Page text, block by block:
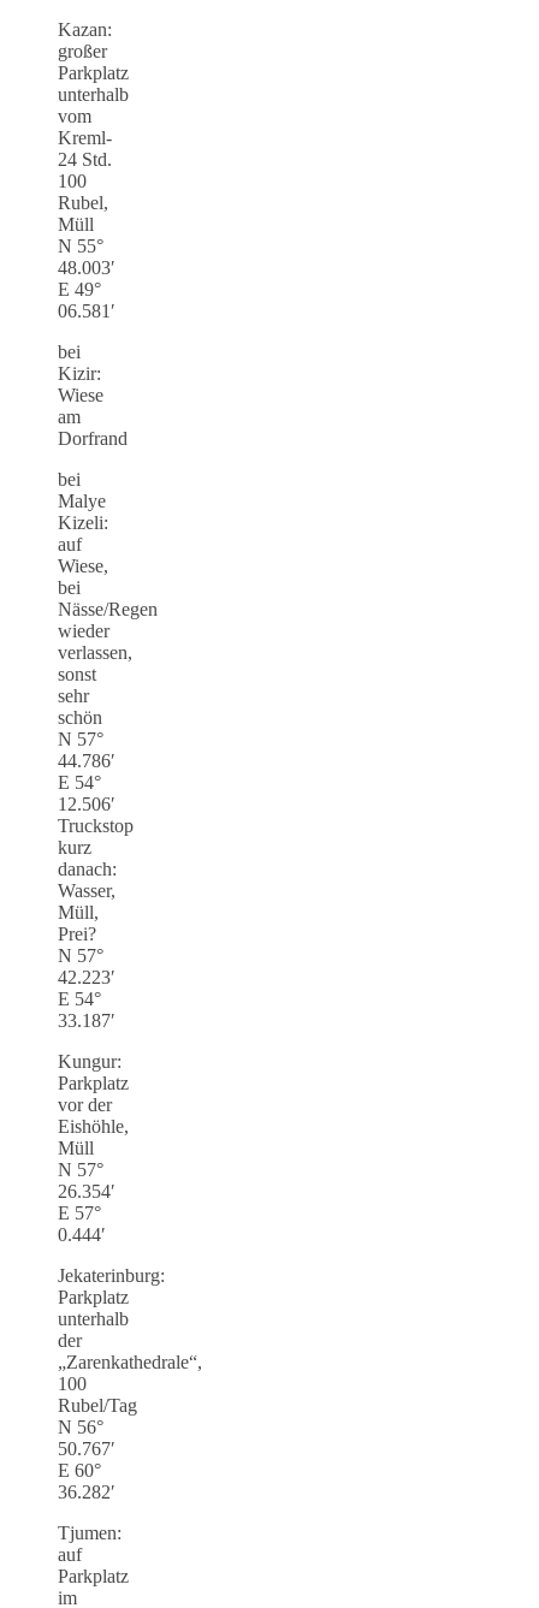
Kazan:
großer
Parkplatz
unterhalb
vom
Kreml-
24 Std.
100
Rubel,
Müll
N 55°
48.003′
E 49°
06.581′
bei
Kizir:
Wiese
am
Dorfrand
bei
Malye
Kizeli:
auf
Wiese,
bei
Nässe/Regen
wieder
verlassen,
sonst
sehr
schön
N 57°
44.786′
E 54°
12.506′
Truckstop
kurz
danach:
Wasser,
Müll,
Prei?
N 57°
42.223′
E 54°
33.187′
Kungur:
Parkplatz
vor der
Eishöhle,
Müll
N 57°
26.354′
E 57°
0.444′
Jekaterinburg:
Parkplatz
unterhalb
der
„Zarenkathedrale“,
100
Rubel/Tag
N 56°
50.767′
E 60°
36.282′
Tjumen:
auf
Parkplatz
im